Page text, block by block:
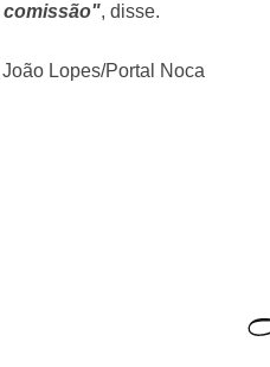
comissão", disse.
João Lopes/Portal Noca